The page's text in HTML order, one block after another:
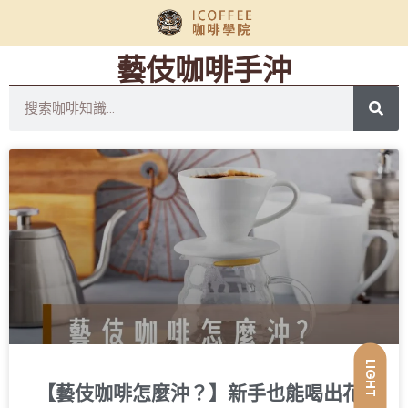
LIGHT
藝伎咖啡手沖
【藝伎咖啡怎麼沖？】新手也能喝出花